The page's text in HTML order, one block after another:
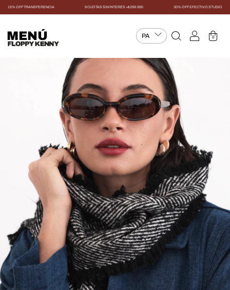
15% OFF TRANSFERENCIA 9 CUOTAS SIN INTERÉS +$299.990 30% OFF EFECTIVO STUDIO
MENÚ 0